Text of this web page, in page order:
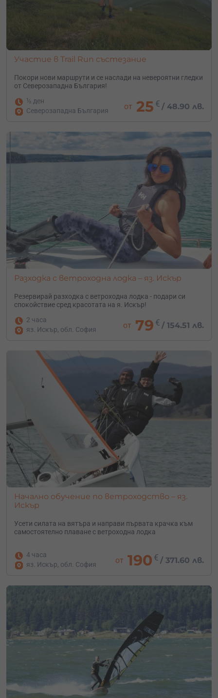
Участие в Trail Run състезание
Покори нови маршрути и се наслади на невероятни гледки
от Северозападна България!
½ ден
Северозападна България
от 25 € / 48.90 лв.
Разходка с ветроходна лодка – яз. Искър
Резервирай разходка с ветроходна лодка - подари си
спокойствие сред красотата на я. Искър!
2 часа
яз. Искър, обл. София
от 79 € /154.51 лв.
Начално обучение по ветроходство – яз.
Искър
Усети силата на вятъра и направи първата крачка към
самостоятелно плаване с ветроходна лодка
4 часа
яз. Искър, обл. София
от 190 € /371.60 лв.